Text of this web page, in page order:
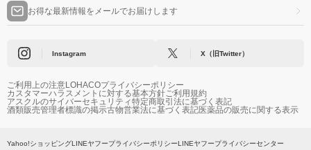
お得な最新情報をメールでお届けします
Instagram X（旧Twitter）
ご利用上の注意LOHACOプライバシーポリシー
カスタマーハラスメントに対する基本方針ご利用規約
アスクルのサイバーセキュリティ特定商取引法に基づく表記
酒類販売管理者標識の掲示古物営業法に基づく表記医薬品の販売に関する表示
Yahoo!ショッピングLINEヤフープライバシーポリシーLINEヤフープライバシーセンター